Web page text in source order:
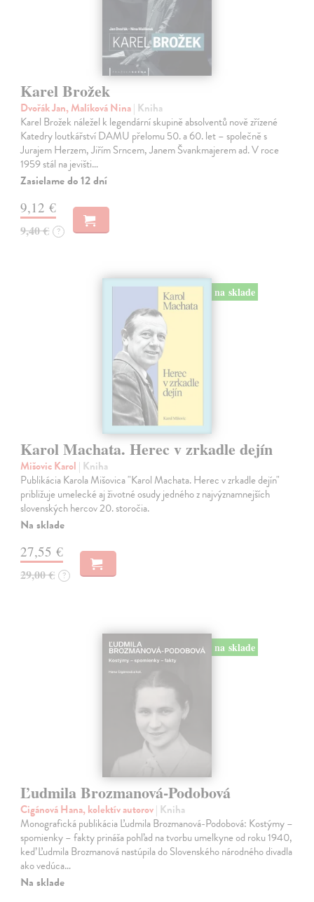
Karel Brožek
Dvořák Jan, Malíková Nina| Kniha
Karel Brožek náležel k legendární skupině absolventů nově zřízené
Katedry loutkářství DAMU přelomu 50. a 60. let – společně s
Jurajem Herzem, Jiřím Srncem, Janem Švankmajerem ad. V roce
1959 stál na jevišti…
Zasielame do 12 dní
9,12 €
9,40 € ?
na sklade
Karol Machata. Herec v zrkadle dejín
Mišovic Karol | Kniha
Publikácia Karola Mišovica "Karol Machata. Herec v zrkadle dejín"
približuje umelecké aj životné osudy jedného z najvýznamnejších
slovenských hercov 20. storočia.
Na sklade
27,55 €
29,00 € ?
na sklade
Ľudmila Brozmanová-Podobová
Cigánová Hana, kolektív autorov| Kniha
Monografická publikácia Ľudmila Brozmanová-Podobová: Kostýmy –
spomienky – fakty prináša pohľad na tvorbu umelkyne od roku 1940,
keď Ľudmila Brozmanová nastúpila do Slovenského národného divadla
ako vedúca…
Na sklade